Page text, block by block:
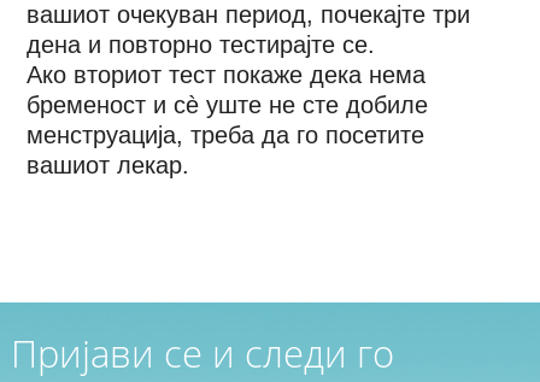
вашиот очекуван период, почекајте три
дена и повторно тестирајте се.
Ако вториот тест покаже дека нема
бременост и сè уште не сте добиле
менструација, треба да го посетите
вашиот лекар.
Пријави се и следи го